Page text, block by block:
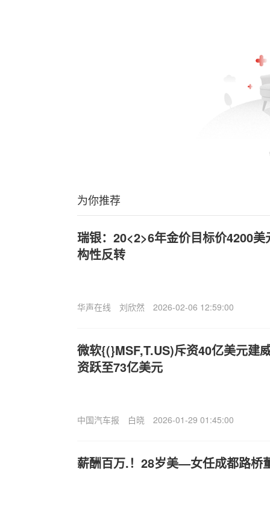
为你推荐
瑞银：20<2>6年金价目标价4200
构性反转
华声在线 刘欣然 2026-02-06 12:59:00
微软{(}MSF,T.US)斥资40亿美元建
资跃至73亿美元
中国汽车报 白晓 2026-01-29 01:45:00
薪酬百万.！28岁美—女任成都路桥